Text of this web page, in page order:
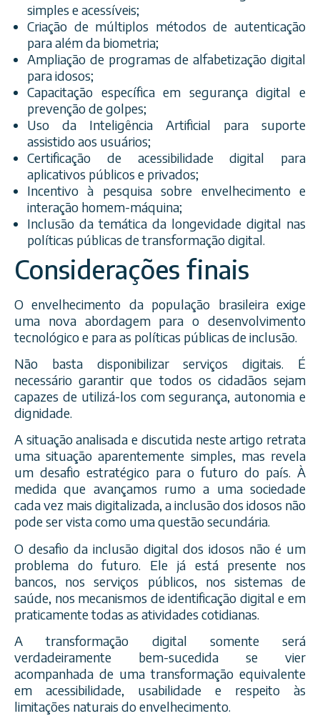
simples e acessíveis;
Criação de múltiplos métodos de autenticação
para além da biometria;
Ampliação de programas de alfabetização digital
para idosos;
Capacitação específica em segurança digital e
prevenção de golpes;
Uso da Inteligência Artificial para suporte
assistido aos usuários;
Certificação de acessibilidade digital para
aplicativos públicos e privados;
Incentivo à pesquisa sobre envelhecimento e
interação homem-máquina;
Inclusão da temática da longevidade digital nas
políticas públicas de transformação digital.
Considerações finais
O envelhecimento da população brasileira exige
uma nova abordagem para o desenvolvimento
tecnológico e para as políticas públicas de inclusão.
Não basta disponibilizar serviços digitais. É
necessário garantir que todos os cidadãos sejam
capazes de utilizá-los com segurança, autonomia e
dignidade.
A situação analisada e discutida neste artigo retrata
uma situação aparentemente simples, mas revela
um desafio estratégico para o futuro do país. À
medida que avançamos rumo a uma sociedade
cada vez mais digitalizada, a inclusão dos idosos não
pode ser vista como uma questão secundária.
O desafio da inclusão digital dos idosos não é um
problema do futuro. Ele já está presente nos
bancos, nos serviços públicos, nos sistemas de
saúde, nos mecanismos de identificação digital e em
praticamente todas as atividades cotidianas.
A transformação digital somente será
verdadeiramente bem-sucedida se vier
acompanhada de uma transformação equivalente
em acessibilidade, usabilidade e respeito às
limitações naturais do envelhecimento.